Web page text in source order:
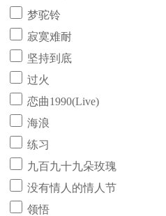
梦驼铃
寂寞难耐
坚持到底
过火
恋曲1990(Live)
海浪
练习
九百九十九朵玫瑰
没有情人的情人节
领悟